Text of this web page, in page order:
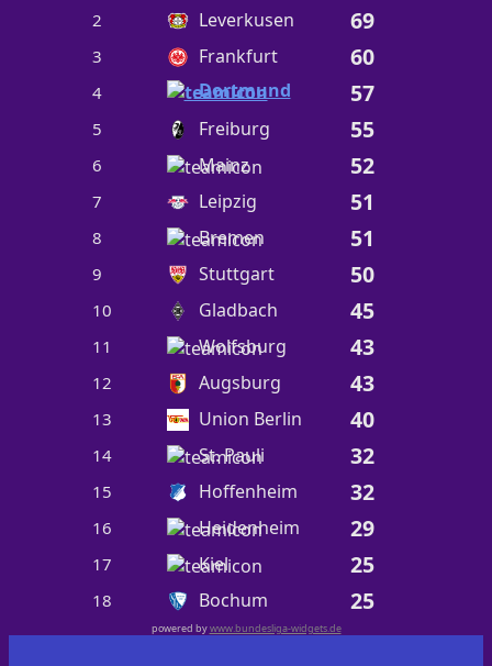
2 Leverkusen 69
3 Frankfurt 60
4 Dortmund 57
5 Freiburg 55
6 Mainz 52
7 Leipzig 51
8 Bremen 51
9 Stuttgart 50
10 Gladbach 45
11 Wolfsburg 43
12 Augsburg 43
13 Union Berlin 40
14 St. Pauli 32
15 Hoffenheim 32
16 Heidenheim 29
17 Kiel 25
18 Bochum 25
powered bywww.bundesliga-widgets.de